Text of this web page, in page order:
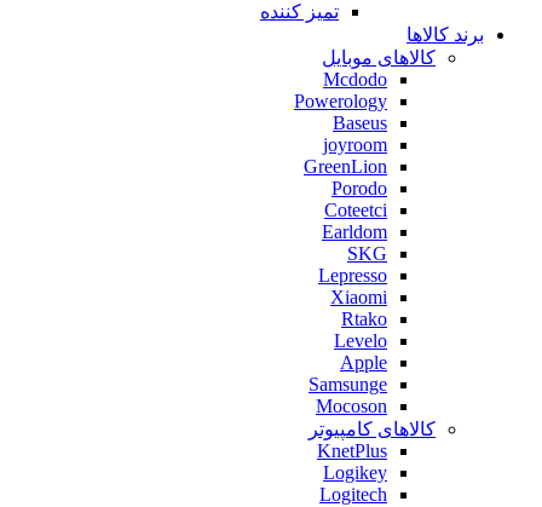
تمیز کننده
برند کالاها
کالاهای موبایل
Mcdodo
Powerology
Baseus
joyroom
GreenLion
Porodo
Coteetci
Earldom
SKG
Lepresso
Xiaomi
Rtako
Levelo
Apple
Samsunge
Mocoson
کالاهای کامپیوتر
KnetPlus
Logikey
Logitech